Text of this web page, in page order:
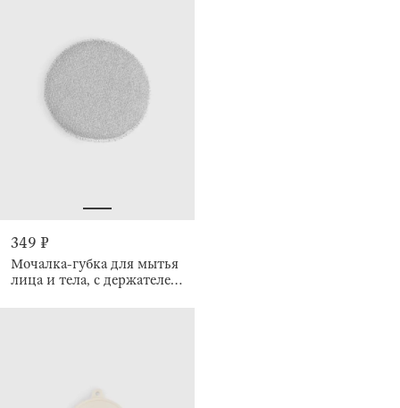
349 ₽
Мочалка-губка для мытья
лица и тела, с держателем,